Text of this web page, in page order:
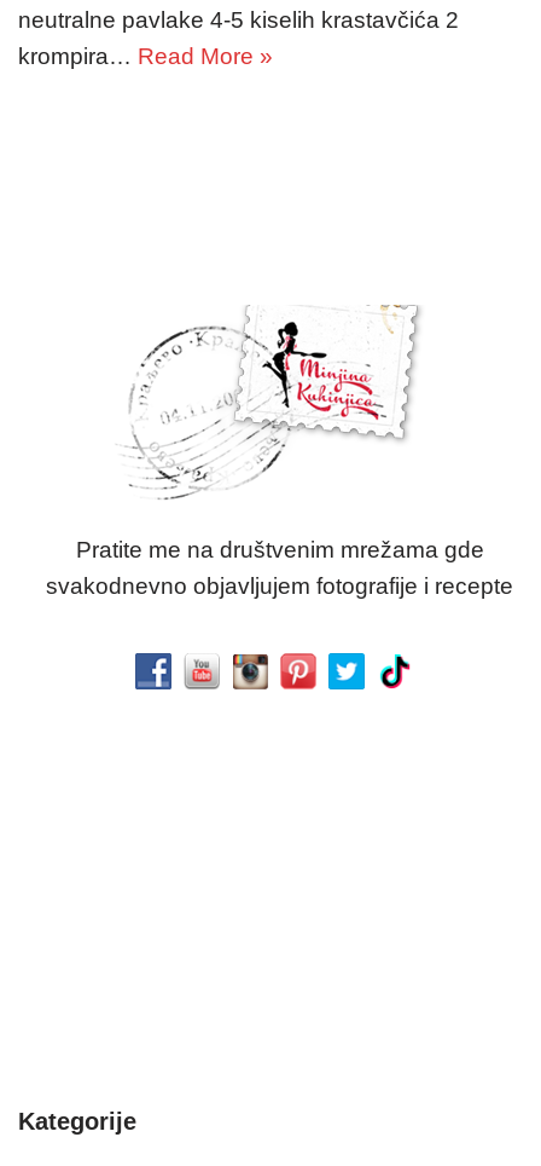
neutralne pavlake 4-5 kiselih krastavčića 2
krompira… Read More »
Pratite me na društvenim mrežama gde
svakodnevno objavljujem fotografije i recepte
Kategorije